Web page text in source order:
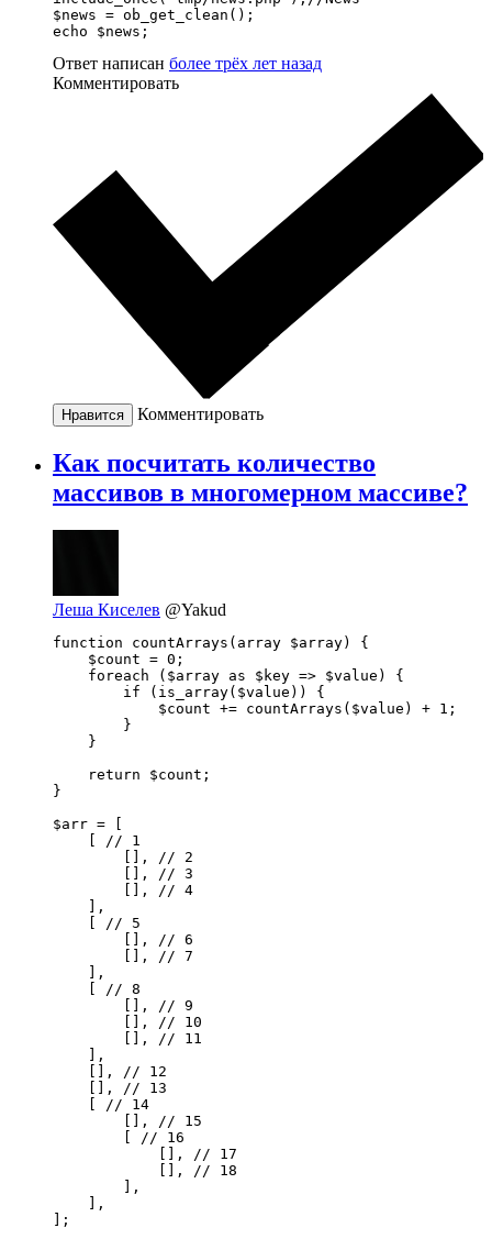
$news = ob_get_clean();
echo $news;
Ответ написан более трёх лет назад
Комментировать
Нравится Комментировать
Как посчитать количество
массивов в многомерном массиве?
Леша Киселев @Yakud
function countArrays(array $array) {
    $count = 0;
    foreach ($array as $key => $value) {
        if (is_array($value)) {
            $count += countArrays($value) + 1;
        }
    }
    return $count;
}
$arr = [
    [ // 1
        [], // 2
        [], // 3
        [], // 4
    ],
    [ // 5
        [], // 6
        [], // 7
    ],
    [ // 8
        [], // 9
        [], // 10
        [], // 11
    ],
    [], // 12
    [], // 13
    [ // 14
        [], // 15
        [ // 16
            [], // 17
            [], // 18
        ],
    ],
];